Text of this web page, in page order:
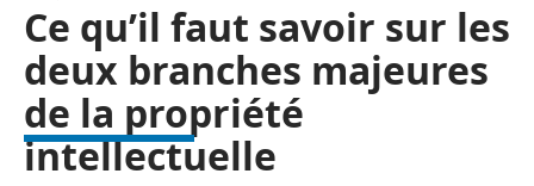
Ce qu’il faut savoir sur les
deux branches majeures
de la propriété
intellectuelle